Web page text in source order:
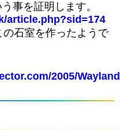
事を証明します。
article.php?sid=174
石室を作ったようで
2005/